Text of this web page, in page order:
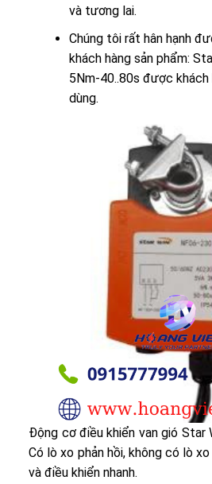
và tương lai.
Chúng tôi rất hân hạnh
khách hàng sản phẩm:
5Nm-40..80s được
dùng.
Động cơ điều khiển van gió Star
Có lò xo phản hồi, không có lò
và điều khiển nhanh.